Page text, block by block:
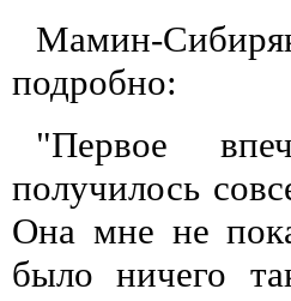
Мамин-
подробно:
"Первое
получилось
Она мне не
было ничего